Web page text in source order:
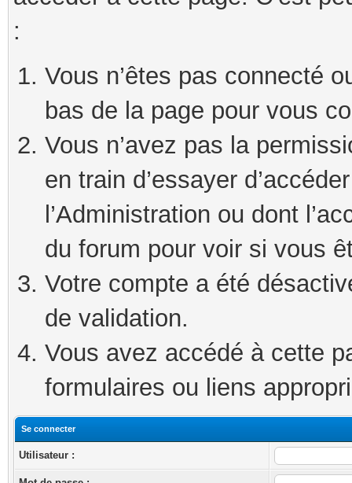
:
Vous n’êtes pas connecté
bas de la page pour vous
Vous n’avez pas la
en train d’essayer
l’Administration ou dont
du forum pour voir si vous
Votre compte a été
de validation.
Vous avez accédé à cette
formulaires ou liens
Se connecter
Utilisateur :